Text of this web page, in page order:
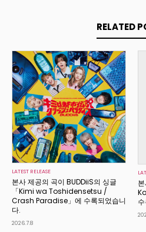
RELATED
LATEST RELEASE
본사 제공의 곡이 BUDDiiS의 싱글
「Kimi wa Toshidensetsu /
Crash Paradise」에 수록되었습니
다.
2026.7.8